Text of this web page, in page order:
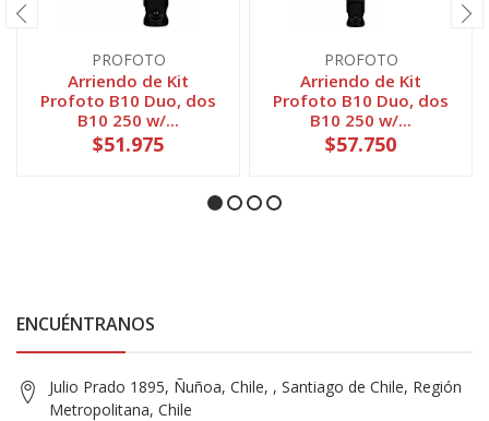
PROFOTO
Arriendo de Kit
Profoto B10 Duo, dos
B10 250 w/...
$51.975
PROFOTO
Arriendo de Kit
Profoto B10 Duo, dos
B10 250 w/...
$57.750
ENCUÉNTRANOS
Julio Prado 1895, Ñuñoa, Chile, , Santiago de Chile, Región
Metropolitana, Chile